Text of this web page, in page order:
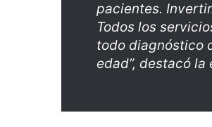
pacientes.
Todos los
todo diagnóstico
edad”, destacó la